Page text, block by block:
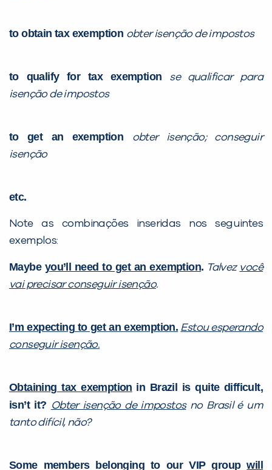
to obtain tax exemption obter isenção de impostos
to qualify for tax exemption
se qualificar para
isenção de impostos
to get an exemption
obter isenção; conseguir
isenção
etc.
Note as combinações inseridas nos seguintes
exemplos:
Maybe you’ll need to get an exemption. Talvez você
vai precisar conseguir isenção.
I’m expecting to get an exemption. Estou esperando
conseguir isenção.
Obtaining tax exemption in Brazil is quite difficult,
isn’t it? Obter isenção de impostosno Brasil é um
tanto difícil, não?
Some members belonging to our VIP groupwill